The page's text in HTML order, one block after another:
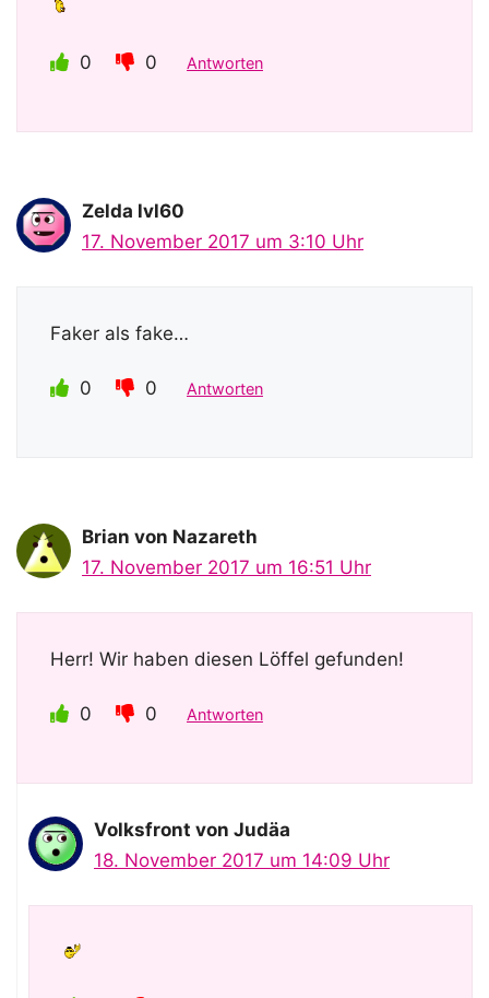
0 0 Antworten
Zelda lvl60
17. November 2017 um 3:10 Uhr
Faker als fake…
0 0 Antworten
Brian von Nazareth
17. November 2017 um 16:51 Uhr
Herr! Wir haben diesen Löffel gefunden!
0 0 Antworten
Volksfront von Judäa
18. November 2017 um 14:09 Uhr